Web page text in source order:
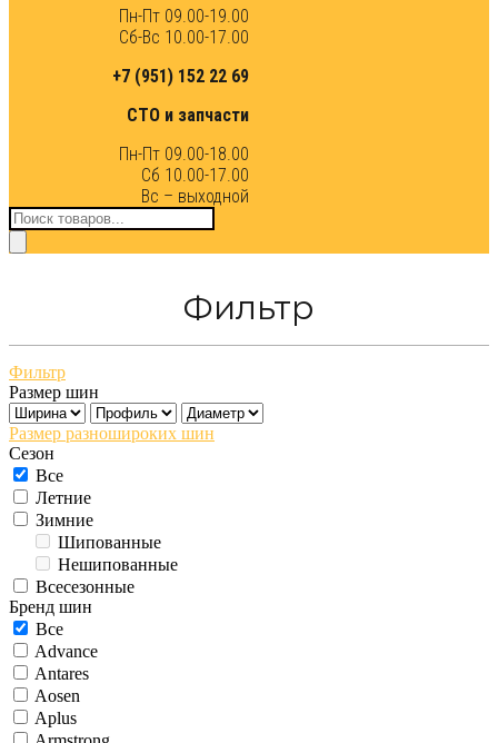
Пн-Пт 09.00-19.00
Сб-Вс 10.00-17.00
+7 (951) 152 22 69
СТО и запчасти
Пн-Пт 09.00-18.00
Сб 10.00-17.00
Вс – выходной
Поиск
товаров
Фильтр
Фильтр
Размер шин
Размер разношироких шин
Сезон
Все
Летние
Зимние
Шипованные
Нешипованные
Всесезонные
Бренд шин
Все
Advance
Antares
Aosen
Aplus